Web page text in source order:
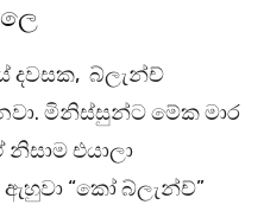
දවසක, බ්ලැන්ච්
මිනිස්සුන්ට මේක මාර
එයාලා
“කෝ බ්ලැන්ච්”